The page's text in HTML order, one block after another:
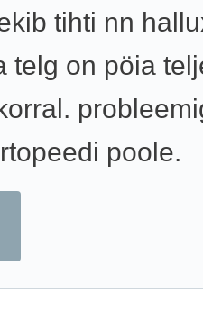
tihti nn
telg on pöia
poole.